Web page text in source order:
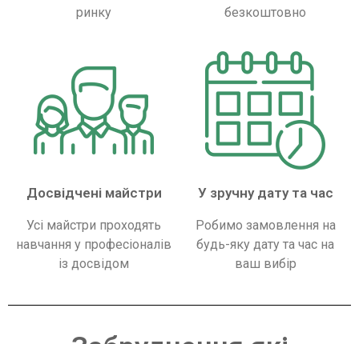
ринку
безкоштовно
Досвідчені майстри
Усі майстри проходять
навчання у професіоналів
із досвідом
У зручну дату та час
Робимо замовлення на
будь-яку дату та час на
ваш вибір